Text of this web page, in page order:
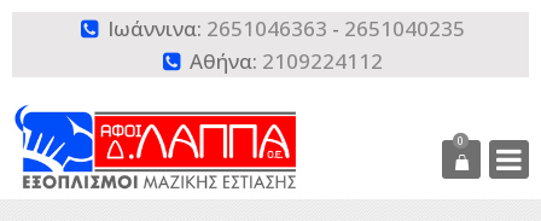
 Ιωάννινα: 2651046363 - 2651040235
 Αθήνα: 2109224112
0